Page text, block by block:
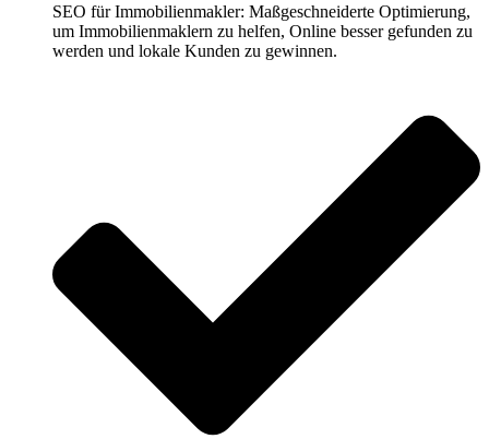
SEO für Immobilienmakler: Maßgeschneiderte Optimierung,
um Immobilienmaklern zu helfen, Online besser gefunden zu
werden und lokale Kunden zu gewinnen.